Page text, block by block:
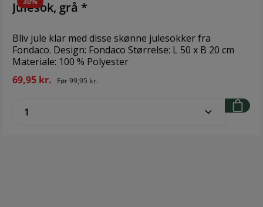
Julesok, grå *
Bliv jule klar med disse skønne julesokker fra
Fondaco. Design: Fondaco Størrelse: L 50 x B 20 cm
Materiale: 100 % Polyester
69,95 kr.
Før99,95 kr.